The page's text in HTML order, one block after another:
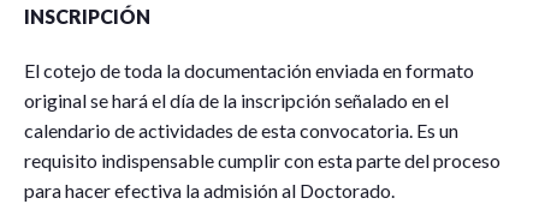
INSCRIPCIÓN
El cotejo de toda la documentación enviada en formato
original se hará el día de la inscripción señalado en el
calendario de actividades de esta convocatoria. Es un
requisito indispensable cumplir con esta parte del proceso
para hacer efectiva la admisión al Doctorado.